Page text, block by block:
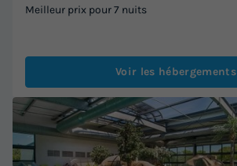
Meilleur prix pour 7 nuits
Voir les hébergements